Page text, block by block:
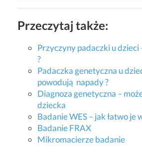
Przeczytaj także:
Przyczyny padaczki u dzieci
?
Padaczka genetyczna u
powodują napady ?
Diagnoza genetyczna –
dziecka
Badanie WES – jak łatwo je
Badanie FRAX
Mikromacierze badanie